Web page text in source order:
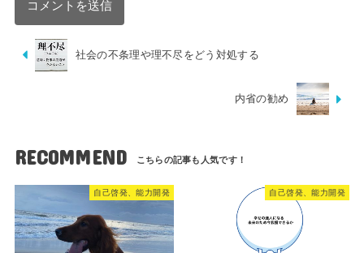
社会の不条理や理不尽をどう対処する
内省の勧め
RECOMMEND
自己啓発、能力開発 自己啓発、能力開発